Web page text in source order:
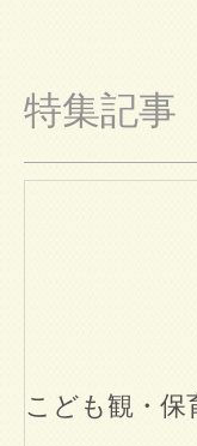
特集記事
こども観・保